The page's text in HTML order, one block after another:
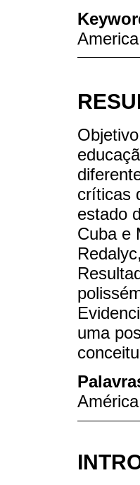
críticas
estado
Cuba e
uma